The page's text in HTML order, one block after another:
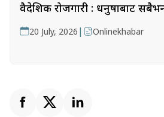
वैदेशिक रोजगारी : धनुषाबाट
20 July, 2026 | Onlinekhabar